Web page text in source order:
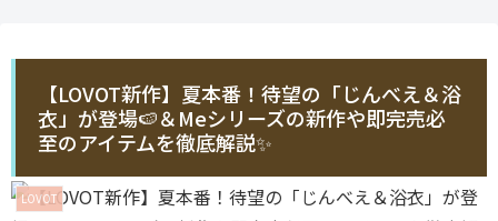
【LOVOT新作】夏本番！待望の「じんべえ＆浴
衣」が登場🍉＆Meシリーズの新作や即完売必
至のアイテムを徹底解説✨
LOVOT